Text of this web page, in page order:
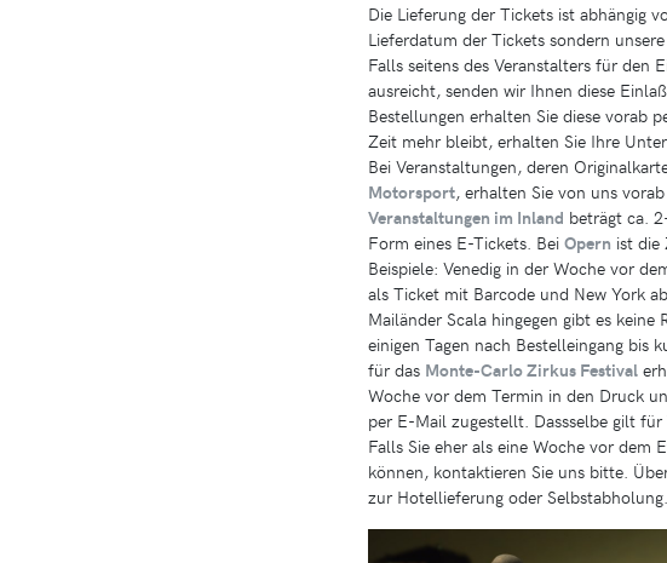
Die Lieferung der Tickets ist abhängig
Lieferdatum der Tickets sondern unsere
Falls seitens des Veranstalters für den
ausreicht, senden wir Ihnen diese
Bestellungen erhalten Sie diese vorab
Zeit mehr bleibt, erhalten Sie Ihre
Bei Veranstaltungen, deren
Motorsport, erhalten Sie von uns
Veranstaltungen im Inland beträgt ca.
Form eines E-Tickets. Bei Opern ist die
Beispiele: Venedig in der Woche vor
als Ticket mit Barcode und New York
Mailänder Scala hingegen gibt es
einigen Tagen nach Bestelleingang bis
für das Monte-Carlo Zirkus Festival
Woche vor dem Termin in den Druck
per E-Mail zugestellt. Dassselbe gilt
Falls Sie eher als eine Woche vor dem
können, kontaktieren Sie uns bitte.
zur Hotellieferung oder Selbstabholung.